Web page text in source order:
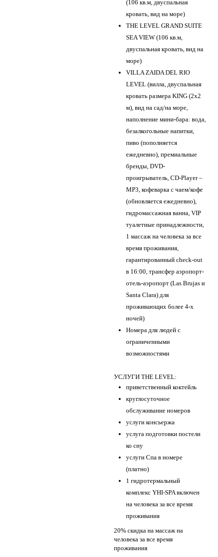
(106 кв.м, двуспальная
кровать, вид на море)
THE LEVEL GRAND SUITE
SEA VIEW (106 кв.м,
двуспальная кровать, вид на
море)
VILLA ZAIDA DEL RIO
LEVEL (вилла, двуспальная
кровать размера KING (2x2
м), вид на сад/на море,
наполнение мини-бара: вода,
безалкогольные напитки,
пиво (пополняется
ежедневно), премиальные
бренды, DVD-
проигрыватель, CD-Player –
MP3, кофеварка с чаем/кофе
(обновляется ежедневно),
гидромассажная ванна, VIP
туалетные принадлежности,
1 массаж на человека за все
время проживания,
гарантированный check-out
в 16:00, трансфер аэропорт-
отель-аэропорт (Las Brujas и
Santa Clara) для
проживающих более 4-х
ночей)
Номера для людей с
ограниченными
возможностями
УСЛУГИ THE LEVEL:
приветственный коктейль
круглосуточное
обслуживание номеров
услуги консьержа
услуга подготовки постели
ко сну
услуги Спа в номере
(платно)
1 гидротермальный
комплекс YHI-SPA включен
на человека за все время
проживания
20% скидка на массаж на
человека за все время
проживания